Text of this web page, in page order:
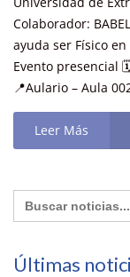
Colaborador:
ayuda ser Físico
Evento presencial
📍Aulario – Aula
Leer Más
Buscar:
Últimas